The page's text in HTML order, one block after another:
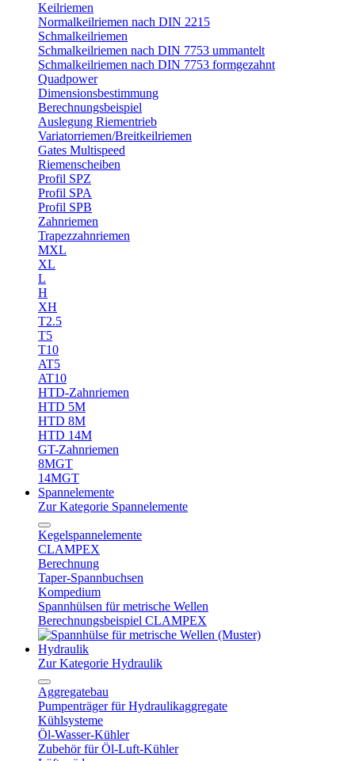
Keilriemen
Normalkeilriemen nach DIN 2215
Schmalkeilriemen
Schmalkeilriemen nach DIN 7753 ummantelt
Schmalkeilriemen nach DIN 7753 formgezahnt
Quadpower
Dimensionsbestimmung
Berechnungsbeispiel
Auslegung Riementrieb
Variatorriemen/Breitkeilriemen
Gates Multispeed
Riemenscheiben
Profil SPZ
Profil SPA
Profil SPB
Zahnriemen
Trapezzahnriemen
MXL
XL
L
H
XH
T2.5
T5
T10
AT5
AT10
HTD-Zahnriemen
HTD 5M
HTD 8M
HTD 14M
GT-Zahnriemen
8MGT
14MGT
Spannelemente
Zur Kategorie Spannelemente
Kegelspannelemente
CLAMPEX
Berechnung
Taper-Spannbuchsen
Kompedium
Spannhülsen für metrische Wellen
Berechnungsbeispiel CLAMPEX
Hydraulik
Zur Kategorie Hydraulik
Aggregatebau
Pumpenträger für Hydraulikaggregate
Kühlsysteme
Öl-Wasser-Kühler
Zubehör für Öl-Luft-Kühler